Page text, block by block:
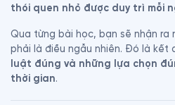
thói quen nhỏ được duy trì mỗi
Qua từng bài học, bạn sẽ nhận ra
phải là điều ngẫu nhiên. Đó là kết
luật đúng và những lựa chọn
thời gian.